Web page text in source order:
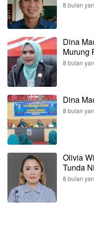
8 bulan
Dina
Murung
8 bulan
Dina
8 bulan
Olivia
Tunda
8 bulan